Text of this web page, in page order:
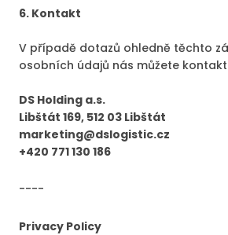
6. Kontakt
V případě dotazů ohledně těchto
osobních údajů nás můžete
DS Holding a.s.
Libštát 169, 512 03 Libštát
marketing@dslogistic.cz
+420 771 130 186
----
Privacy Policy